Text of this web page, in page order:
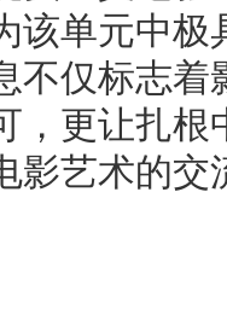
该单元中
不仅标志
，更让扎
影艺术的交